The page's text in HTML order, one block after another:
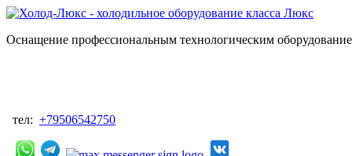
Оснащение профессиональным технологическим
тел: +79506542750